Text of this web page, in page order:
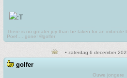
There is no greater joy than be taken for an imbecile
Poef.....gone! ©golfer
• zaterdag 6 december
golfer
Ouwe jongere